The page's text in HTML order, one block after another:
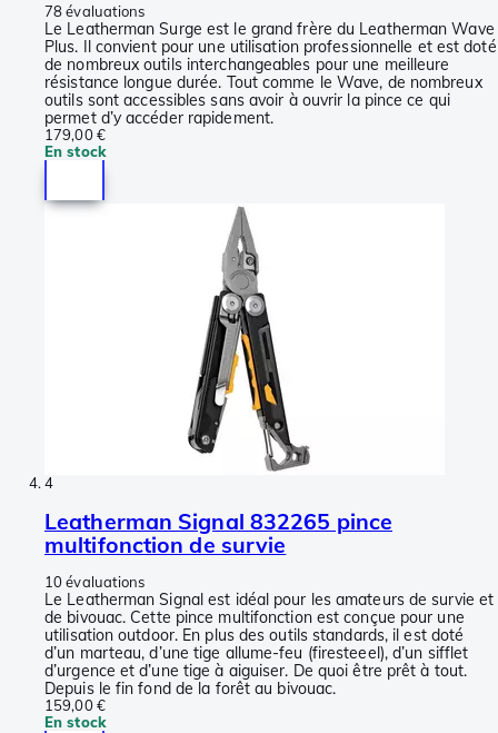
78 évaluations
Le Leatherman Surge est le grand frère du Leatherman Wave
Plus. Il convient pour une utilisation professionnelle et est doté
de nombreux outils interchangeables pour une meilleure
résistance longue durée. Tout comme le Wave, de nombreux
outils sont accessibles sans avoir à ouvrir la pince ce qui
permet d’y accéder rapidement.
179,00 €
En stock
4
Leatherman Signal 832265 pince
multifonction de survie
10 évaluations
Le Leatherman Signal est idéal pour les amateurs de survie et
de bivouac. Cette pince multifonction est conçue pour une
utilisation outdoor. En plus des outils standards, il est doté
d’un marteau, d’une tige allume-feu (firesteeel), d’un sifflet
d’urgence et d’une tige à aiguiser. De quoi être prêt à tout.
Depuis le fin fond de la forêt au bivouac.
159,00 €
En stock